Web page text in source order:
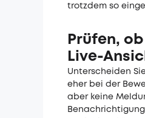
trotzdem so
Prüfen,
Live-
Unterscheiden
eher bei der
aber keine